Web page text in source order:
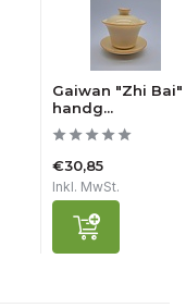
Gaiwan "Zhi Bai"
handg...
€30,85
Inkl. MwSt.